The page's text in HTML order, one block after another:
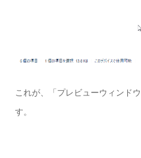
これが、「プレビューウィンド
す。